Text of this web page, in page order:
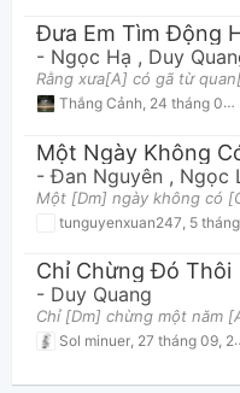
Đưa Em Tìm Động
- Ngọc Hạ , Duy
Thắng Cảnh, 24 tháng 05, 2017 lúc 04:56pm
-Đan Nguyên , Ngọc
tunguyenxuan247 5 tháng 08, 2018 lúc
Chỉ Chừng Đó Thôi
- Duy Quang
Sol minuer, 27 tháng 09, 2014 lúc 09:50pm